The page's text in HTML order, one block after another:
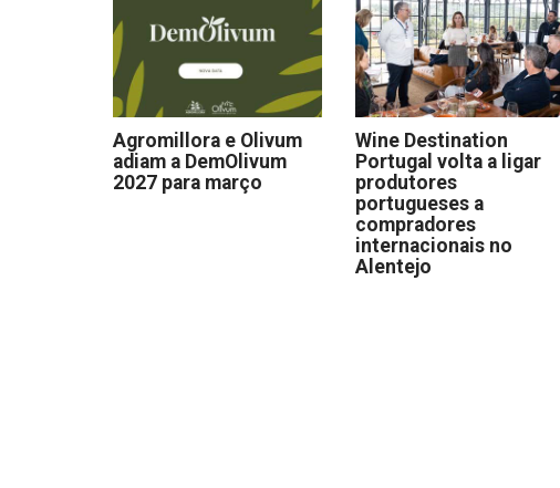
Agromillora e Olivum
adiam a DemOlivum
2027 para março
Wine Destination
Portugal volta a ligar
produtores
portugueses a
compradores
internacionais no
Alentejo